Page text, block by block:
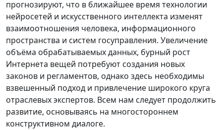
прогнозируют, что в ближайшее время технологии
нейросетей и искусственного интеллекта изменят
взаимоотношения человека, информационного
пространства и систем госуправления. Увеличение
объёма обрабатываемых данных, бурный рост
Интернета вещей потребуют создания новых
законов и регламентов, однако здесь необходимы
взвешенный подход и привлечение широкого круга
отраслевых экспертов. Всем нам следует продолжить
развитие, основываясь на многостороннем
конструктивном диалоге.